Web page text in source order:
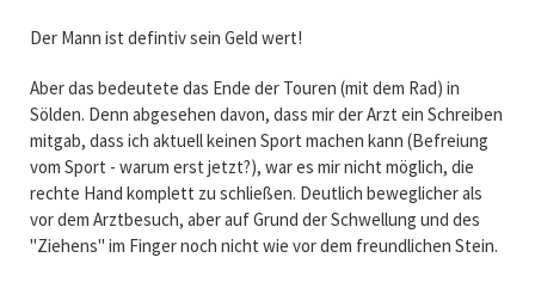
Der Mann ist defintiv sein Geld wert!
Aber das bedeutete das Ende der Touren (mit dem Rad) in
Sölden. Denn abgesehen davon, dass mir der Arzt ein Schreiben
mitgab, dass ich aktuell keinen Sport machen kann (Befreiung
vom Sport - warum erst jetzt?), war es mir nicht möglich, die
rechte Hand komplett zu schließen. Deutlich beweglicher als
vor dem Arztbesuch, aber auf Grund der Schwellung und des
"Ziehens" im Finger noch nicht wie vor dem freundlichen Stein.